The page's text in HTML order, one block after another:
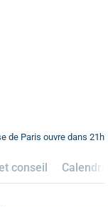
de Paris ouvre dans 21h
conseil